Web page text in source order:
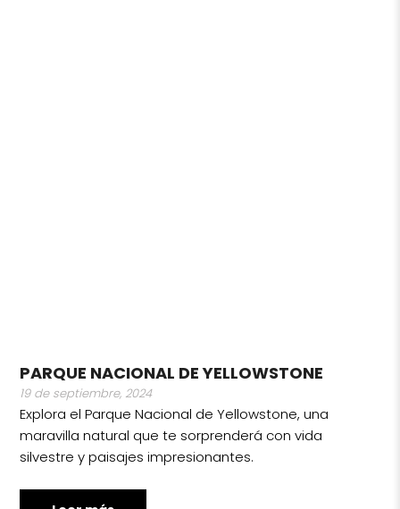
PARQUE NACIONAL DE YELLOWSTONE
19 de septiembre, 2024
Explora el Parque Nacional de Yellowstone, una
maravilla natural que te sorprenderá con vida
silvestre y paisajes impresionantes.